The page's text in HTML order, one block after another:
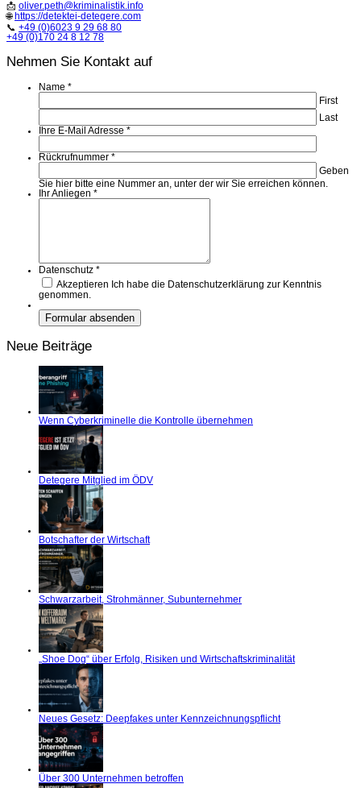
📩 oliver.peth@kriminalistik.info
🌐 https://detektei-detegere.com
📞 +49 (0)6023 9 29 68 80
+49 (0)170 24 8 12 78
Nehmen Sie Kontakt auf
Name *
First
Last
Ihre E-Mail Adresse *
Rückrufnummer *
Geben
Sie hier bitte eine Nummer an, unter der wir Sie erreichen können.
Ihr Anliegen *
Datenschutz *
Akzeptieren Ich habe die Datenschutzerklärung zur Kenntnis
genommen.
Neue Beiträge
Wenn Cyberkriminelle die Kontrolle übernehmen
Detegere Mitglied im ÖDV
Botschafter der Wirtschaft
Schwarzarbeit, Strohmänner, Subunternehmer
„Shoe Dog“ über Erfolg, Risiken und Wirtschaftskriminalität
Neues Gesetz: Deepfakes unter Kennzeichnungspflicht
Über 300 Unternehmen betroffen